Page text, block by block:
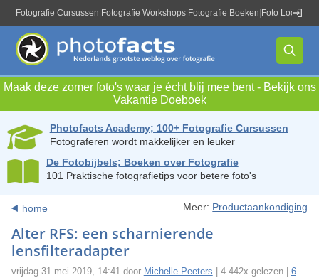
Fotografie Cursussen Fotografie Workshops Fotografie Boeken Foto Locaties
Maak deze zomer foto's waar je écht blij mee bent - Bekijk ons
Vakantie Doeboek
Photofacts Academy; 100+ Fotografie Cursussen
Fotograferen wordt makkelijker en leuker
De Fotobijbels; Boeken over Fotografie
101 Praktische fotografietips voor betere foto's
home Meer: Productaankondiging
Alter RFS: een scharnierende
lensfilteradapter
vrijdag 31 mei 2019, 14:41 door Michelle Peeters | 4.442x gelezen | 6